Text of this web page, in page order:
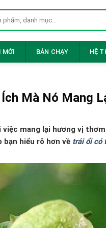
MỚI BÁN CHẠY HỆ
Mà Nó Mang
mang lại hương vị
bạn hiểu rõ hơn về trái ổi có